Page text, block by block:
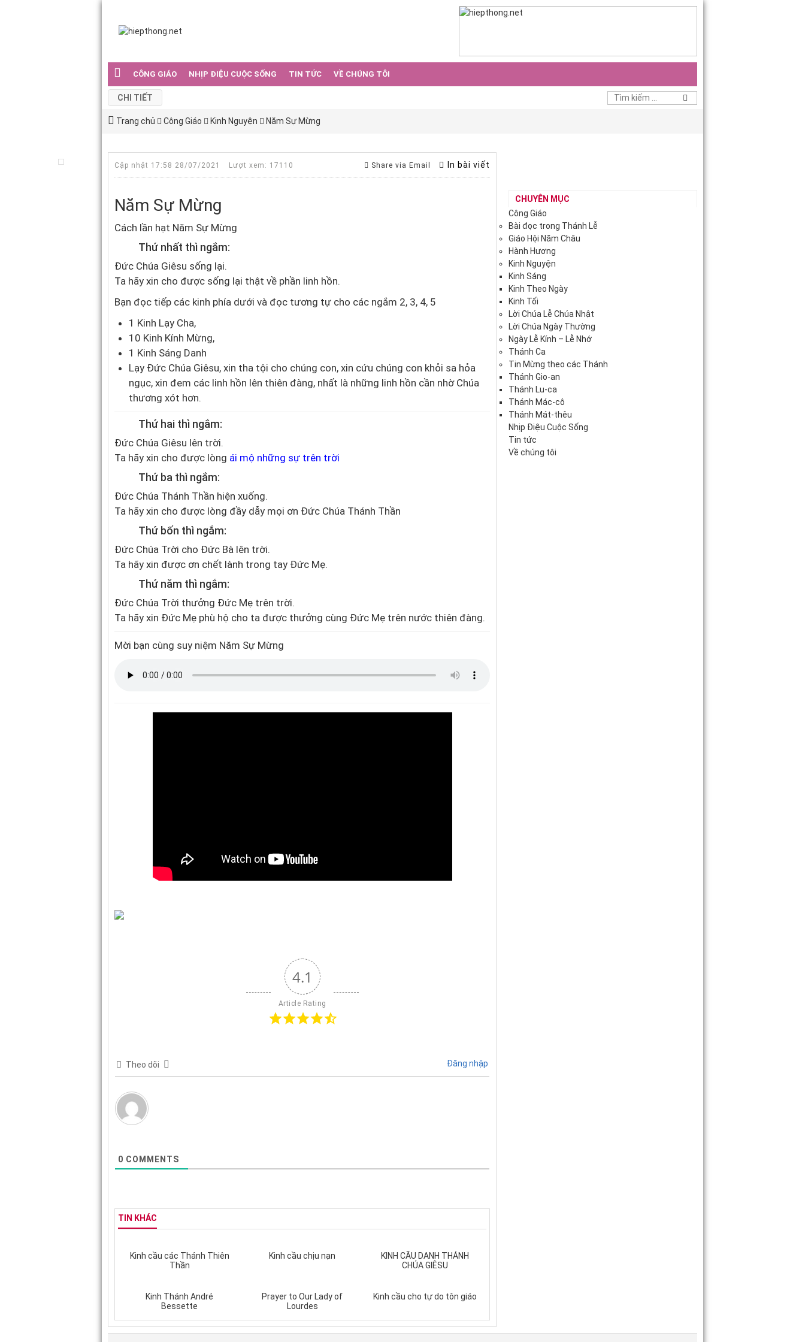
CÔNG GIÁO NHỊP ĐIỆU CUỘC SỐNG TIN TỨC VỀ CHÚNG TÔI
CHI TIẾT
Trang chủ Công Giáo Kinh Nguyện Năm Sự Mừng
Cập nhật 17:58 28/07/2021 Lượt xem: 17110 Share via Email In bài viết
Năm Sự Mừng
Cách lần hạt Năm Sự Mừng
Thứ nhất thì ngắm:
Đức Chúa Giêsu sống lại.
Ta hãy xin cho được sống lại thật về phần linh hồn.
Bạn đọc tiếp các kinh phía dưới và đọc tương tự cho các ngắm 2, 3, 4, 5
1 Kinh Lạy Cha,
10 Kinh Kính Mừng,
1 Kinh Sáng Danh
Lạy Đức Chúa Giêsu, xin tha tội cho chúng con, xin cứu chúng con khỏi sa hỏa
ngục, xin đem các linh hồn lên thiên đàng, nhất là những linh hồn cần nhờ Chúa
thương xót hơn.
Thứ hai thì ngắm:
Đức Chúa Giêsu lên trời.
Ta hãy xin cho được lòng ái mộ những sự trên trời
Thứ ba thì ngắm:
Đức Chúa Thánh Thần hiện xuống.
Ta hãy xin cho được lòng đầy dẫy mọi ơn Đức Chúa Thánh Thần
Thứ bốn thì ngắm:
Đức Chúa Trời cho Đức Bà lên trời.
Ta hãy xin được ơn chết lành trong tay Đức Mẹ.
Thứ năm thì ngắm:
Đức Chúa Trời thưởng Đức Mẹ trên trời.
Ta hãy xin Đức Mẹ phù hộ cho ta được thưởng cùng Đức Mẹ trên nước thiên đàng.
Mời bạn cùng suy niệm Năm Sự Mừng
4.1
Article Rating
Theo dõi Đăng nhập
0 COMMENTS
TIN KHÁC
Kinh cầu các Thánh Thiên
Thần
Kinh cầu chịu nạn
KINH CẦU DANH THÁNH
CHÚA GIÊSU
Kinh Thánh André
Bessette
Prayer to Our Lady of
Lourdes
Kinh cầu cho tự do tôn giáo
CHUYÊN MỤC
Công Giáo
Bài đọc trong Thánh Lễ
Giáo Hội Năm Châu
Hành Hương
Kinh Nguyện
Kinh Sáng
Kinh Theo Ngày
Kinh Tối
Lời Chúa Lễ Chúa Nhật
Lời Chúa Ngày Thường
Ngày Lễ Kính – Lễ Nhớ
Thánh Ca
Tin Mừng theo các Thánh
Thánh Gio-an
Thánh Lu-ca
Thánh Mác-cô
Thánh Mát-thêu
Nhịp Điệu Cuộc Sống
Tin tức
Về chúng tôi